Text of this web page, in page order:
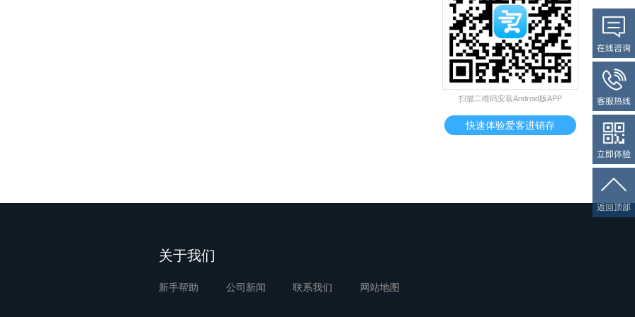
扫描二维码安装Android版APP
快速体验爱客进销存
关于我们
新手帮助 公司新闻 联系我们 网站地图